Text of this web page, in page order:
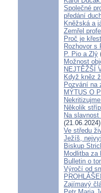
Společné
předání
Kněžská a
Zemřel
Proč je
Rozhovor s
P. Pio a Zlý
Možnost
NEJTĚŽŠÍ
Když kněz
Pozvání na
MÝTUS O
Několik
Na
(21.06.2024)
Ve středu
Ježíš,
Biskup
Modlitba za
Bulletin o
Výročí od
Zajímavý